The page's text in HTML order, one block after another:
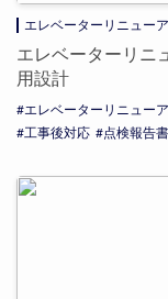
エレベーターリニュー
エレベーターリニ
用設計
エレベーターリニュー
工事後対応
点検報告書